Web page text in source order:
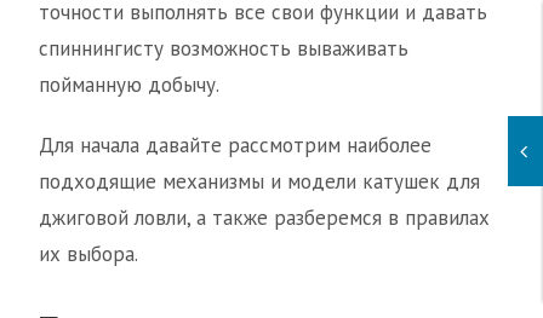
точности выполнять все свои функции и давать
спиннингисту возможность вываживать
пойманную добычу.
Для начала давайте рассмотрим наиболее
подходящие механизмы и модели катушек для
джиговой ловли, а также разберемся в правилах
их выбора.